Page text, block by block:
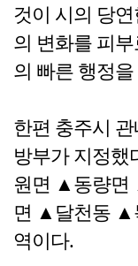
것이 시의 당
의 변화를 피
의 빠른 행정
한편 충주시
방부가 지정
원면 ▲동량
면 ▲달천동 ▲
역이다.